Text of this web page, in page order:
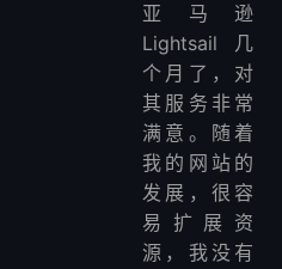
亚马逊
Lightsail 几
个月了，对
其服务非常
满意。随着
我的网站的
发展，很容
易扩展资
源，我没有